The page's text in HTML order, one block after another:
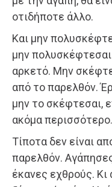
οτιδήποτε άλλο.
Και μην
μην
αρκετό. Μην
από το παρελθόν.
μην το σκέφτεσαι,
ακόμα
Τίποτα δεν είναι
παρελθόν.
έκανες εχθρούς. Κι